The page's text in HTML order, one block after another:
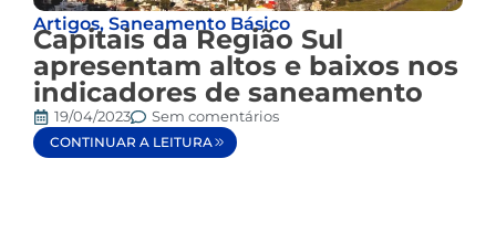
Artigos, Saneamento Básico
Capitais da Região Sul
apresentam altos e baixos nos
indicadores de saneamento
19/04/2023 Sem comentários
CONTINUAR A LEITURA